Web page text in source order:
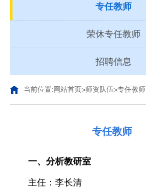
专任教师
荣休专任教师
招聘信息
当前位置:网站首页>师资队伍>专任教师
专任教师
一、分析教研室
主任： 李长清